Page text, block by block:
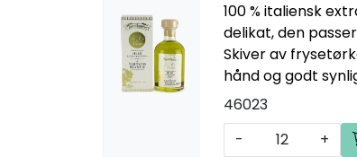
100 % italiensk
delikat, den
Skiver av
hånd og godt
46023
-
+